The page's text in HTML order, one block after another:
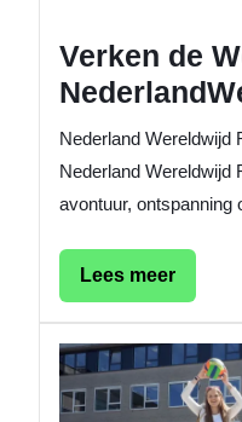
Verken de
Nederland Wereldwijd
Nederland Wereldwijd
avontuur, ontspanning
Lees meerLees
meer